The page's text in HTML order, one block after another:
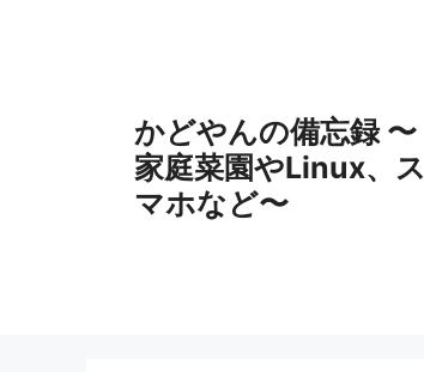
かどやんの備忘録 〜
家庭菜園やLinux、ス
マホなど〜